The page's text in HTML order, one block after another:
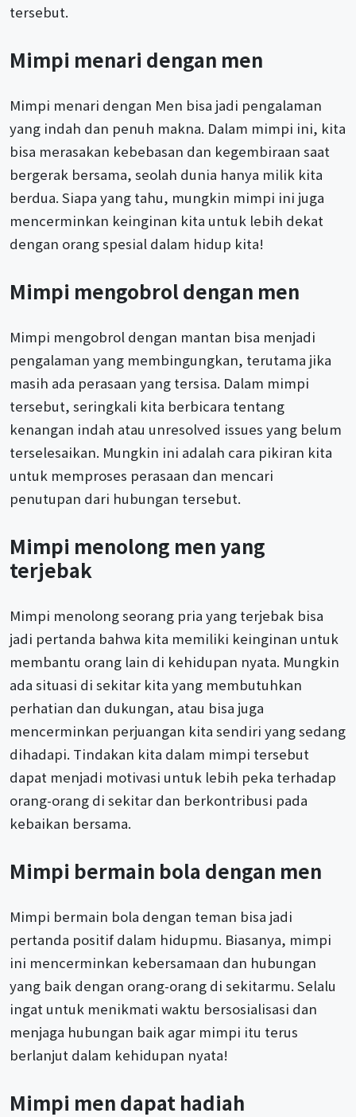
tersebut.
Mimpi menari dengan men
Mimpi menari dengan Men bisa jadi pengalaman
yang indah dan penuh makna. Dalam mimpi ini, kita
bisa merasakan kebebasan dan kegembiraan saat
bergerak bersama, seolah dunia hanya milik kita
berdua. Siapa yang tahu, mungkin mimpi ini juga
mencerminkan keinginan kita untuk lebih dekat
dengan orang spesial dalam hidup kita!
Mimpi mengobrol dengan men
Mimpi mengobrol dengan mantan bisa menjadi
pengalaman yang membingungkan, terutama jika
masih ada perasaan yang tersisa. Dalam mimpi
tersebut, seringkali kita berbicara tentang
kenangan indah atau unresolved issues yang belum
terselesaikan. Mungkin ini adalah cara pikiran kita
untuk memproses perasaan dan mencari
penutupan dari hubungan tersebut.
Mimpi menolong men yang
terjebak
Mimpi menolong seorang pria yang terjebak bisa
jadi pertanda bahwa kita memiliki keinginan untuk
membantu orang lain di kehidupan nyata. Mungkin
ada situasi di sekitar kita yang membutuhkan
perhatian dan dukungan, atau bisa juga
mencerminkan perjuangan kita sendiri yang sedang
dihadapi. Tindakan kita dalam mimpi tersebut
dapat menjadi motivasi untuk lebih peka terhadap
orang-orang di sekitar dan berkontribusi pada
kebaikan bersama.
Mimpi bermain bola dengan men
Mimpi bermain bola dengan teman bisa jadi
pertanda positif dalam hidupmu. Biasanya, mimpi
ini mencerminkan kebersamaan dan hubungan
yang baik dengan orang-orang di sekitarmu. Selalu
ingat untuk menikmati waktu bersosialisasi dan
menjaga hubungan baik agar mimpi itu terus
berlanjut dalam kehidupan nyata!
Mimpi men dapat hadiah